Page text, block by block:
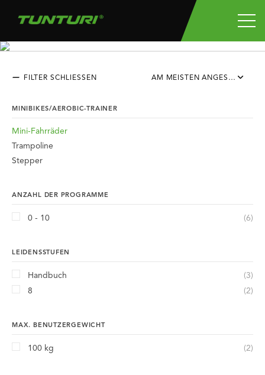
MINI-FAHRRÄDER
FILTER SCHLIESSEN AM MEISTEN ANGESEHEN
MINIBIKES/AEROBIC-TRAINER
Mini-Fahrräder
Trampoline
Stepper
ANZAHL DER PROGRAMME
0 - 10 (6)
LEIDENSSTUFEN
Handbuch
(3)
8
(2)
MAX. BENUTZERGEWICHT
100 kg (2)